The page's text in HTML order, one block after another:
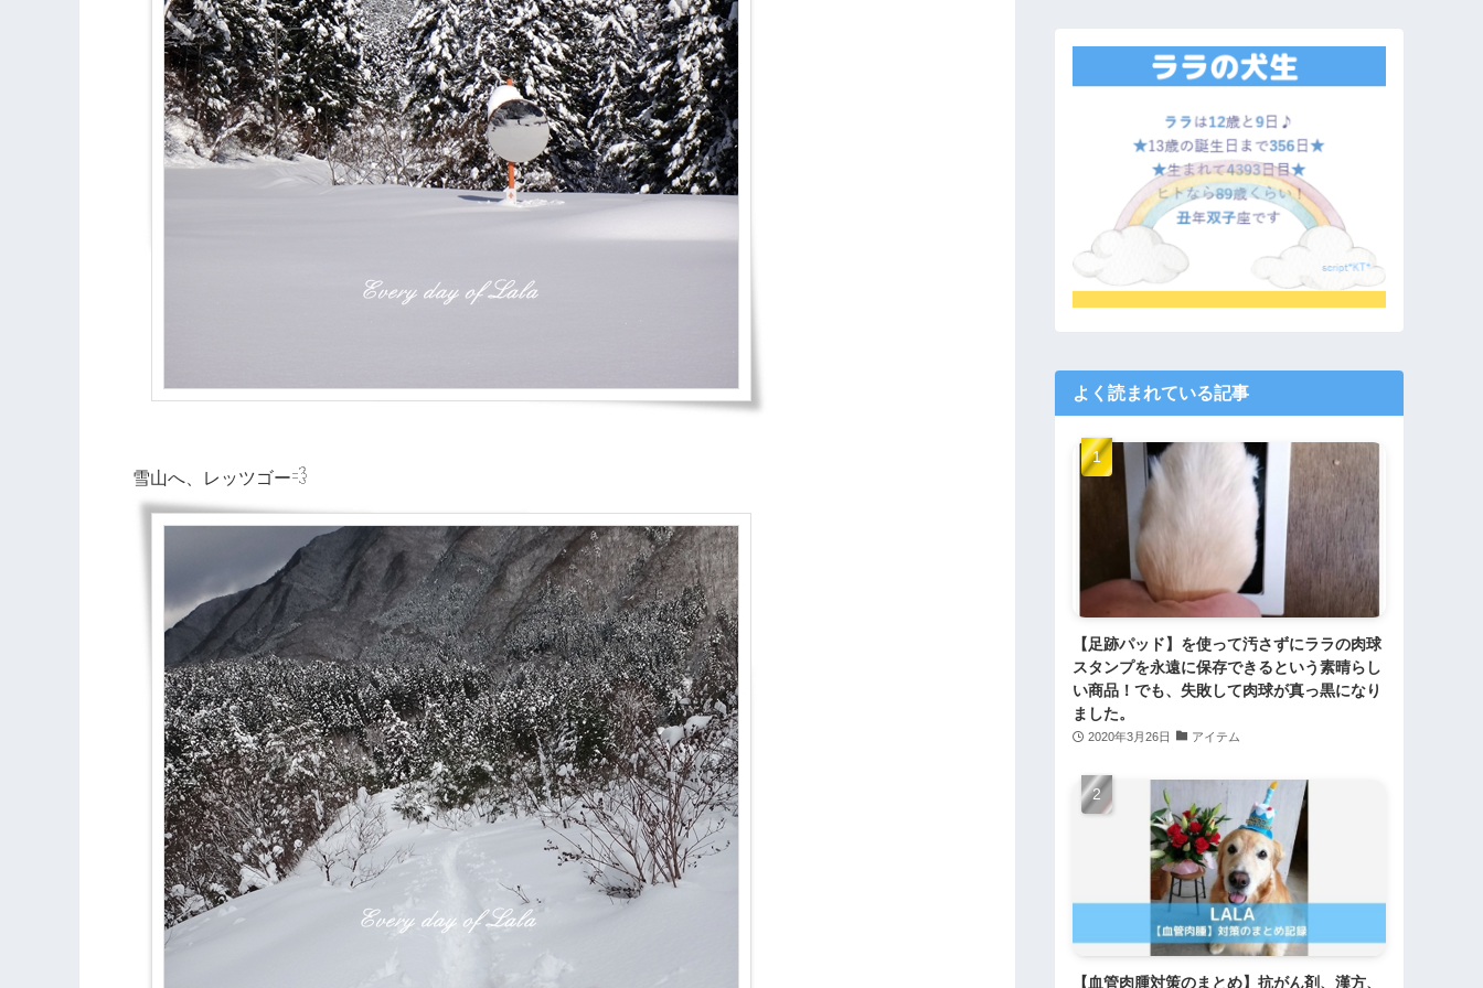
雪山へ、レッツゴー
よく読まれている記事
【足跡パッド】を使って汚さずにララの肉球
スタンプを永遠に保存できるという素晴らし
い商品！でも、失敗して肉球が真っ黒になり
ました。
2020年3月26日 アイテム
【血管肉腫対策のまとめ】抗がん剤、漢方、